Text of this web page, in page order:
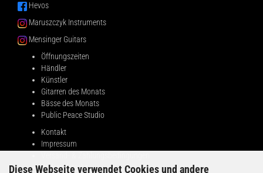
Diese Webseite verwendet Cookies und andere
Hevos
Maruszczyk Instruments
Mensinger Guitars
Öffnungszeiten
Händler
Künstler
Gitarren des Monats
Bässe des Monats
Public Peace Studio
Kontakt
Impressum
Widerrufsrecht